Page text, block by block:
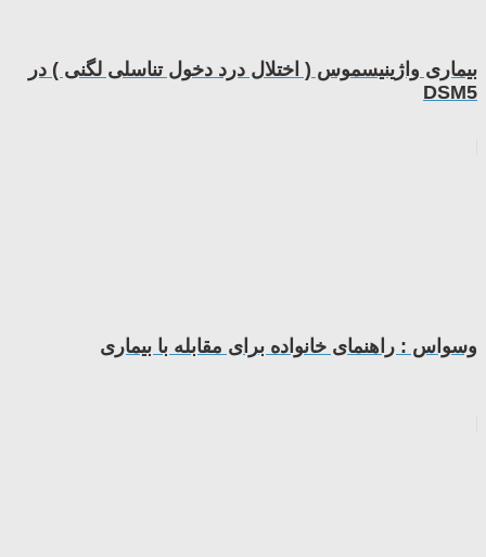
بیماری واژینیسموس ( اختلال درد دخول تناسلی لگنی ) در
DSM5
وسواس : راهنمای خانواده برای مقابله با بیماری